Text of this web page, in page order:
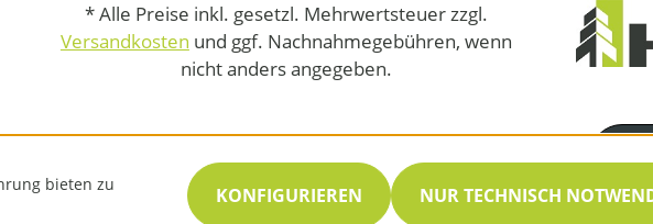
* Alle Preise inkl. gesetzl. Mehrwertsteuer zzgl.
Versandkosten und ggf. Nachnahmegebühren, wenn
nicht anders angegeben.
bieten zu
NUR TECHNISCH
KONFIGURIEREN